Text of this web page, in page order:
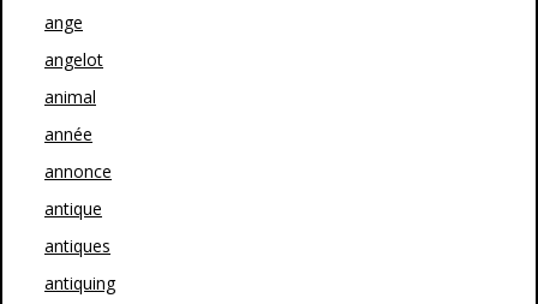
ange
angelot
animal
année
annonce
antique
antiques
antiquing